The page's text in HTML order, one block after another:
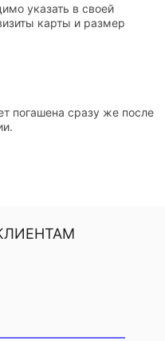
указать в своей
карты и размер
погашена сразу же после